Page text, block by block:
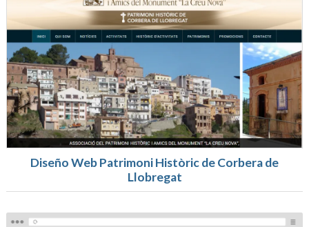
Diseño Web Patrimoni Històric de Corbera de
Llobregat